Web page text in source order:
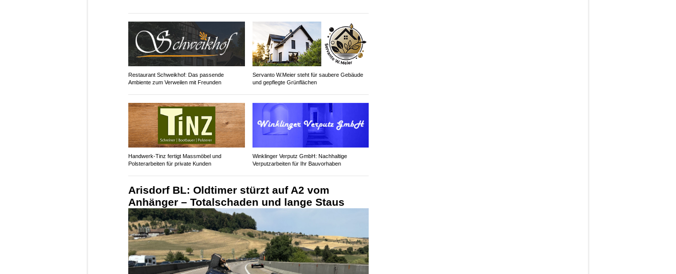
Restaurant Schweikhof: Das passende
Ambiente zum Verweilen mit Freunden
Servanto W.Meier steht für saubere Gebäude
und gepflegte Grünflächen
Handwerk-Tinz fertigt Massmöbel und
Polsterarbeiten für private Kunden
Winklinger Verputz GmbH: Nachhaltige
Verputzarbeiten für Ihr Bauvorhaben
Arisdorf BL: Oldtimer stürzt auf A2 vom
Anhänger – Totalschaden und lange Staus